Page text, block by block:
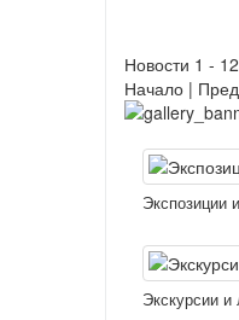
Новости 1 -
Начало |
Экспозиции
Экскурсии и